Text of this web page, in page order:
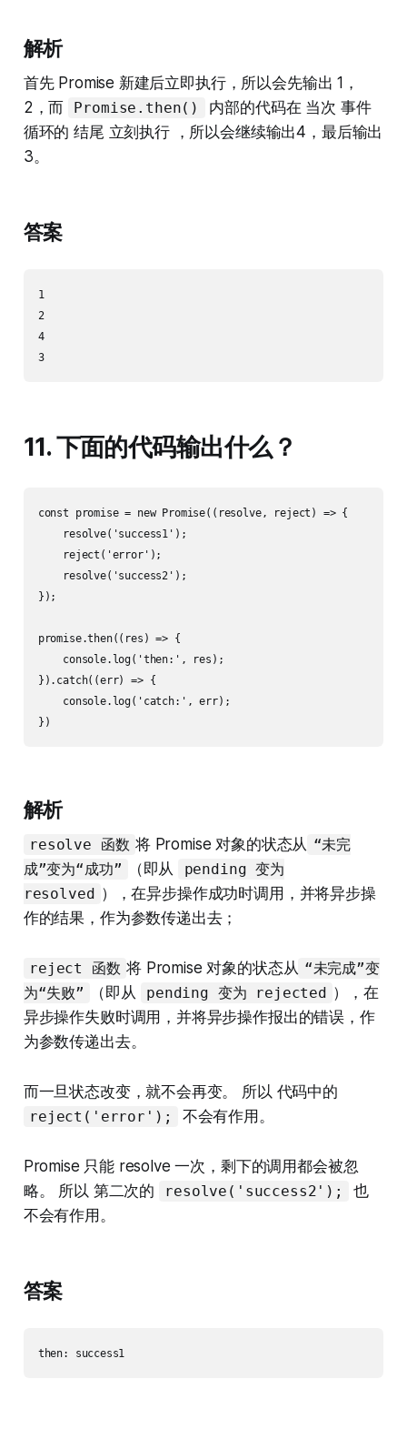
解析
首先 Promise 新建后立即执行，所以会先输出 1，
2，而
Promise.then()
内部的代码在 当次 事件
循环的 结尾 立刻执行 ，所以会继续输出4，最后输出
3。
答案
1
2
4
3
11. 下面的代码输出什么？
const promise = new Promise((resolve, reject) => {
    resolve('success1');
    reject('error');
    resolve('success2');
});
promise.then((res) => {
    console.log('then:', res);
}).catch((err) => {
    console.log('catch:', err);
解析
resolve 函数 将 Promise 对象的状态从 “未完
成”变为“成功”
（即从
pending 变为
resolved ），在异步操作成功时调用，并将异步操
作的结果，作为参数传递出去；
reject 函数 将 Promise 对象的状态从 “未完成”变
为“失败”
（即从 pending 变为 rejected ），在
异步操作失败时调用，并将异步操作报出的错误，作
为参数传递出去。
而一旦状态改变，就不会再变。 所以 代码中的
reject('error'); 不会有作用。
Promise 只能 resolve 一次，剩下的调用都会被忽
略。 所以 第二次的
resolve('success2');
也
不会有作用。
答案